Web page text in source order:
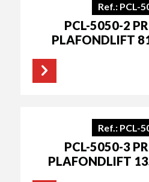
Ref.: PCL-
PCL-5050-2
PLAFONDLIFT
Ref.: PCL-
PCL-5050-3
PLAFONDLIFT